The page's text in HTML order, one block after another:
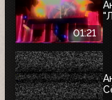
01:21